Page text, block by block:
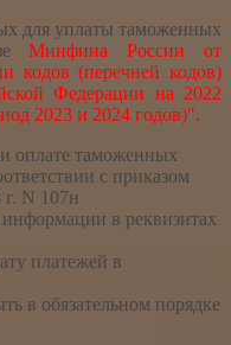
для уплаты таможенных
Минфина Россииот
кодов (перечней кодов)
Федерации на 2022
2023 и 2024 годов)".
оплате таможенных
с приказом
N 107н
в реквизитах
платежей в
в обязательном порядке